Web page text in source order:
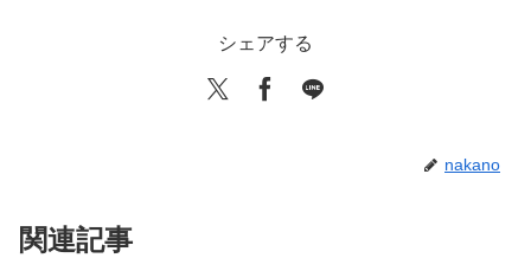
シェアする
nakano
関連記事